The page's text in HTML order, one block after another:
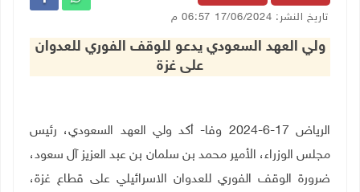
تاريخ النشر: 17/06/2024 06:57 م
ولي العهد السعودي يدعو للوقف الفوري للعدوان
على غزة
الرياض 17-6-2024 وفا- أكد
ولي العهد السعودي، رئيس
مجلس الوزراء، الأمير محمد بن سلمان بن عبد العزيز آل سعود،
ضرورة الوقف الفوري للعدوان الاسرائيلي على قطاع غزة،